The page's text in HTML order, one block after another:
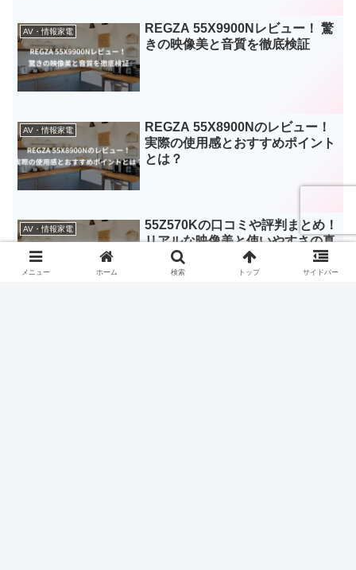
AV・情報家電
REGZA 55X9900Nレビュー！ 驚
きの映像美と音質を徹底検証
AV・情報家電
REGZA 55X8900Nのレビュー！
実際の使用感とおすすめポイント
とは？
AV・情報家電
55Z570Kの口コミや評判まとめ！
リアルな映像美と使いやすさの真
メニュー ホーム 検索 トップ サイドバー